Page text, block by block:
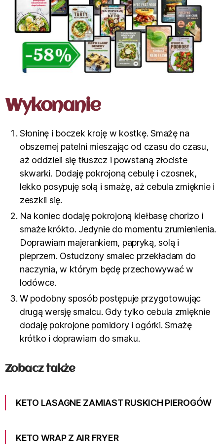
Wykonanie
Słoninę i boczek kroję w kostkę. Smażę na
obszernej patelni mieszając od czasu do czasu,
aż oddzieli się tłuszcz i powstaną złociste
skwarki. Dodaję pokrojoną cebulę i czosnek,
lekko posypuję solą i smażę, aż cebula zmięknie i
zeszkli się.
Na koniec dodaję pokrojoną kiełbasę chorizo i
smaże krókto. Jedynie do momentu zrumienienia.
Doprawiam majerankiem, papryką, solą i
pieprzem. Ostudzony smalec przekładam do
naczynia, w którym będę przechowywać w
lodówce.
W podobny sposób postępuje przygotowując
drugą wersję smalcu. Gdy tylko cebula zmięknie
dodaję pokrojone pomidory i ogórki. Smażę
krótko i doprawiam do smaku.
Zobacz także
KETO LASAGNE ZAMIAST RUSKICH PIEROGÓW
KETO WRAP Z AIR FRYER